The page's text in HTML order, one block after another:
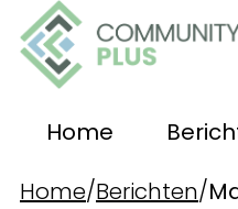
Home
Home/Berichten/